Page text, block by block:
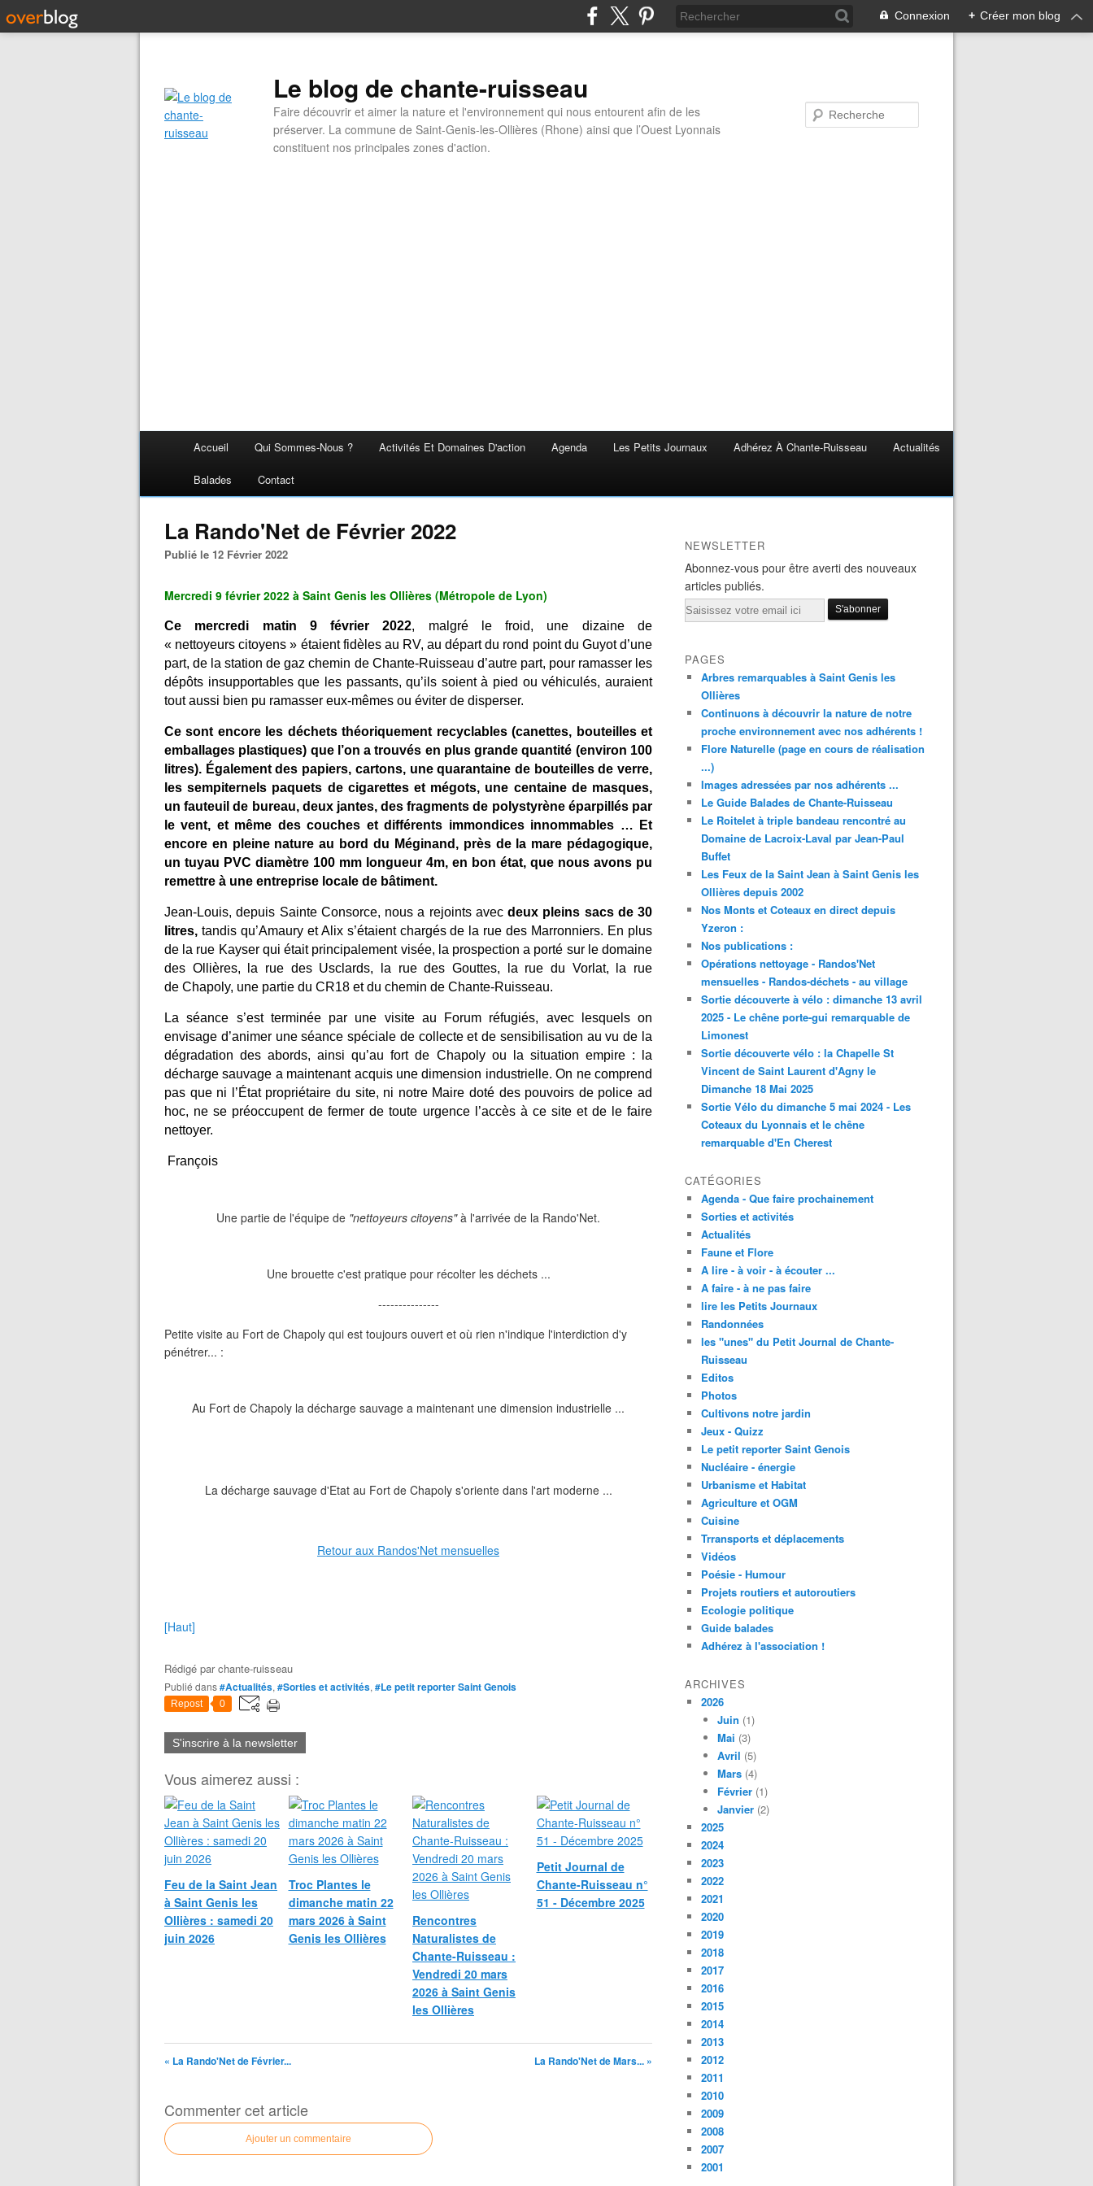
Connexion + Créer mon blog
Le blog de chante-ruisseau
Faire découvrir et aimer la nature et l'environnement qui nous entourent afin de les
préserver. La commune de Saint-Genis-les-Ollières (Rhone) ainsi que l’Ouest Lyonnais
constituent nos principales zones d'action.
Accueil Qui Sommes-Nous ? Activités Et Domaines D'action Agenda Les Petits Journaux Adhérez À Chante-Ruisseau Actualités
Balades Contact
La Rando'Net de Février 2022
Publié le 12 Février 2022
Mercredi 9 février 2022 à Saint Genis les Ollières (Métropole de Lyon)
Ce mercredi matin 9 février 2022, malgré le froid, une dizaine de
« nettoyeurs citoyens » étaient fidèles au RV, au départ du rond point du Guyot d’une
part, de la station de gaz chemin de Chante-Ruisseau d’autre part, pour ramasser les
dépôts insupportables que les passants, qu’ils soient à pied ou véhiculés, auraient
tout aussi bien pu ramasser eux-mêmes ou éviter de disperser.
Ce sont encore les déchets théoriquement recyclables (canettes, bouteilles et
emballages plastiques) que l’on a trouvés en plus grande quantité (environ 100
litres). Également des papiers, cartons, une quarantaine de bouteilles de verre,
les sempiternels paquets de cigarettes et mégots, une centaine de masques,
un fauteuil de bureau, deux jantes, des fragments de polystyrène éparpillés par
le vent, et même des couches et différents immondices innommables … Et
encore en pleine nature au bord du Méginand, près de la mare pédagogique,
un tuyau PVC diamètre 100 mm longueur 4m, en bon état, que nous avons pu
remettre à une entreprise locale de bâtiment.
Jean-Louis, depuis Sainte Consorce, nous a rejoints avec deux pleins sacs de 30
litres, tandis qu’Amaury et Alix s’étaient chargés de la rue des Marronniers. En plus
de la rue Kayser qui était principalement visée, la prospection a porté sur le domaine
des Ollières, la rue des Usclards, la rue des Gouttes, la rue du Vorlat, la rue
de Chapoly, une partie du CR18 et du chemin de Chante-Ruisseau.
La séance s’est terminée par une visite au Forum réfugiés, avec lesquels on
envisage d’animer une séance spéciale de collecte et de sensibilisation au vu de la
dégradation des abords, ainsi qu’au fort de Chapoly ou la situation empire : la
décharge sauvage a maintenant acquis une dimension industrielle. On ne comprend
pas que ni l’État propriétaire du site, ni notre Maire doté des pouvoirs de police ad
hoc, ne se préoccupent de fermer de toute urgence l’accès à ce site et de le faire
nettoyer.
François
Une partie de l'équipe de "nettoyeurs citoyens"à l'arrivée de la Rando'Net.
Une brouette c'est pratique pour récolter les déchets ...
---------------
Petite visite au Fort de Chapoly qui est toujours ouvert et où rien n'indique l'interdiction d'y
pénétrer... :
Au Fort de Chapoly la décharge sauvage a maintenant une dimension industrielle ...
La décharge sauvage d'Etat au Fort de Chapoly s'oriente dans l'art moderne ...
Retour aux Randos'Net mensuelles
[Haut]
Rédigé parchante-ruisseau
Publié dans#Actualités, #Sorties et activités, #Le petit reporter Saint Genois
Repost 0
S'inscrire à la newsletter
Vous aimerez aussi :
Feu de la Saint Jean
à Saint Genis les
Ollières : samedi 20
juin 2026
Troc Plantes le
dimanche matin 22
mars 2026 à Saint
Genis les Ollières
Rencontres
Naturalistes de
Chante-Ruisseau :
Vendredi 20 mars
2026 à Saint Genis
les Ollières
Petit Journal de
Chante-Ruisseau n°
51 - Décembre 2025
« La Rando'Net de Février... La Rando'Net de Mars... »
Commenter cet article
Ajouter un commentaire
NEWSLETTER
Abonnez-vous pour être averti des nouveaux
articles publiés.
Email
PAGES
Arbres remarquables à Saint Genis les
Ollières
Continuons à découvrir la nature de notre
proche environnement avec nos adhérents !
Flore Naturelle (page en cours de réalisation
...)
Images adressées par nos adhérents ...
Le Guide Balades de Chante-Ruisseau
Le Roitelet à triple bandeau rencontré au
Domaine de Lacroix-Laval par Jean-Paul
Buffet
Les Feux de la Saint Jean à Saint Genis les
Ollières depuis 2002
Nos Monts et Coteaux en direct depuis
Yzeron :
Nos publications :
Opérations nettoyage - Randos'Net
mensuelles - Randos-déchets - au village
Sortie découverte à vélo : dimanche 13 avril
2025 - Le chêne porte-gui remarquable de
Limonest
Sortie découverte vélo : la Chapelle St
Vincent de Saint Laurent d'Agny le
Dimanche 18 Mai 2025
Sortie Vélo du dimanche 5 mai 2024 - Les
Coteaux du Lyonnais et le chêne
remarquable d'En Cherest
CATÉGORIES
Agenda - Que faire prochainement
Sorties et activités
Actualités
Faune et Flore
A lire - à voir - à écouter ...
A faire - à ne pas faire
lire les Petits Journaux
Randonnées
les "unes" du Petit Journal de Chante-
Ruisseau
Editos
Photos
Cultivons notre jardin
Jeux - Quizz
Le petit reporter Saint Genois
Nucléaire - énergie
Urbanisme et Habitat
Agriculture et OGM
Cuisine
Trransports et déplacements
Vidéos
Poésie - Humour
Projets routiers et autoroutiers
Ecologie politique
Guide balades
Adhérez à l'association !
ARCHIVES
2026
Juin (1)
Mai (3)
Avril (5)
Mars (4)
Février (1)
Janvier (2)
2025
2024
2023
2022
2021
2020
2019
2018
2017
2016
2015
2014
2013
2012
2011
2010
2009
2008
2007
2001